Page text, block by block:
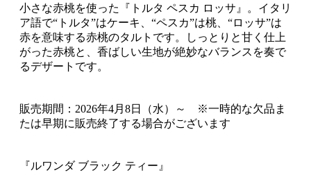
小さな赤桃を使った『トルタ ペスカ ロッサ』。イタリ
ア語で“トルタ”はケーキ、“ペスカ”は桃、“ロッサ”は
赤を意味する赤桃のタルトです。しっとりと甘く仕上
がった赤桃と、香ばしい生地が絶妙なバランスを奏で
るデザートです。
販売期間：2026年4月8日（水）～ ※一時的な欠品ま
たは早期に販売終了する場合がございます
『ルワンダ ブラック ティー』